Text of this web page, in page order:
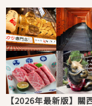
【2026年最新版】關